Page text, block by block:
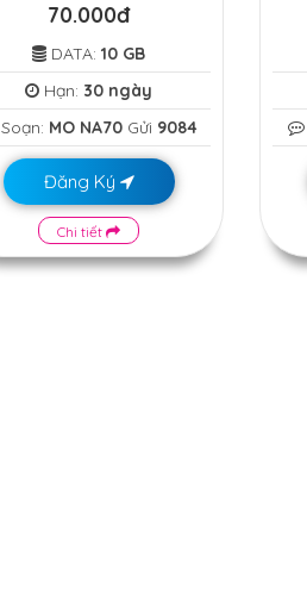
70.000đ
DATA:10 GB
Hạn: 30 ngày
Soạn: MO NA70 Gửi 9084
Đăng Ký
Chi tiết